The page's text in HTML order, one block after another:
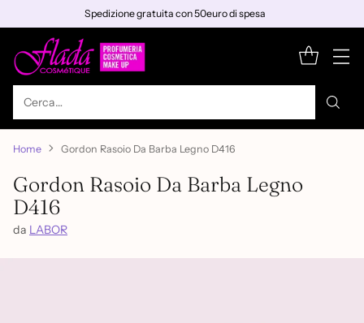
Spedizione gratuita con 50euro di spesa
Cerca…
Home Gordon Rasoio Da Barba Legno D416
Gordon Rasoio Da Barba Legno
D416
da LABOR